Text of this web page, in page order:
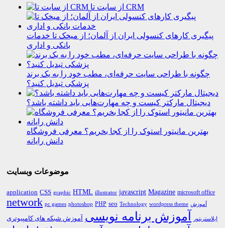
از سایت تا CRM
پیگیری کارهای کنسولی ایران از آلمان؛ از میخک تا خدمات
بانکی و اداری
چگونه با طراحی سایت حرفه‌ای، مطب خود را به یک برند
پزشکی تبدیل کنید؟
دیجیتال مارکتر کیست و چه مهارت‌هایی باید داشته باشد؟
بهترین مانیتور استوک را از کجا بخریم؟ معرفی فروشگاه
دانش رایانه
موضوعات وبسایت
application CSS graphic HTML illustrator javascript Magazine microsoft office
network pc games photoshop PHP seo Technology wordpress theme آموزش
ایلاستریتور آموزش برنامه نویسی آموزش شبکه های کامپیوتری